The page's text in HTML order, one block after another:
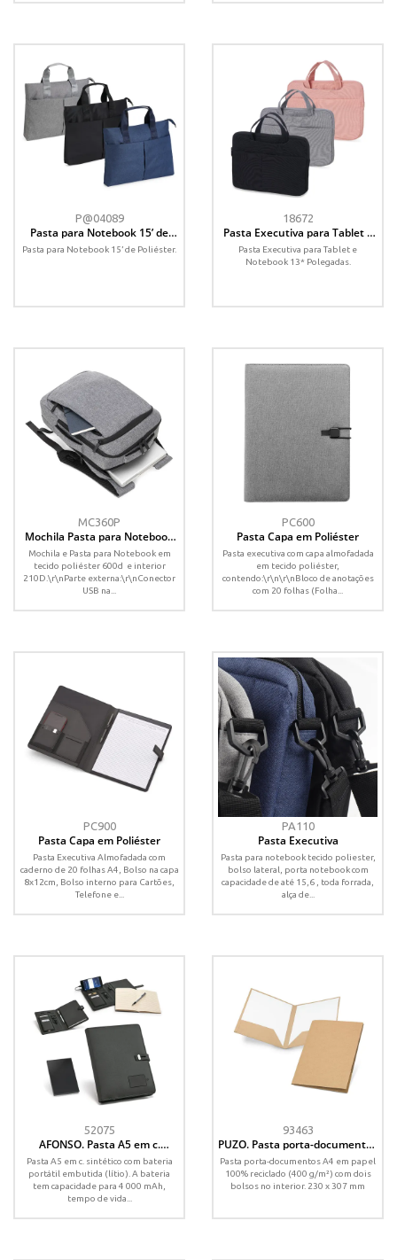
P@04089
Pasta para Notebook 15’ de
Poliéster
Pasta para Notebook 15’ de Poliéster.
18672
Pasta Executiva para Tablet e
Notebook 13* Polegadas
Pasta Executiva para Tablet e
Notebook 13* Polegadas.
MC360P
Mochila Pasta para Notebook
em Poliéster 600D
Mochila e Pasta para Notebook em
tecido poliéster 600d e interior
210D.\r\nParte externa:\r\nConector
USB na...
PC600
Pasta Capa em Poliéster
Pasta executiva com capa almofadada
em tecido poliéster,
contendo:\r\n\r\nBloco de anotações
com 20 folhas (Folha...
PC900
Pasta Capa em Poliéster
Pasta Executiva Almofadada com
caderno de 20 folhas A4, Bolso na capa
8x12cm, Bolso interno para Cartões,
Telefone e...
PA110
Pasta Executiva
Pasta para notebook tecido poliester,
bolso lateral, porta notebook com
capacidade de até 15,6 , toda forrada,
alça de...
52075
AFONSO. Pasta A5 em c.
sintético com bateria portátil
embutida (lítio) 4 000 mAh e
bloco com páginas pautadas
Pasta A5 em c. sintético com bateria
portátil embutida (lítio). A bateria
tem capacidade para 4 000 mAh,
tempo de vida...
93463
PUZO. Pasta porta-documentos
A4 em papel 100% reciclado
(400 g/m²)
Pasta porta-documentos A4 em papel
100% reciclado (400 g/m²) com dois
bolsos no interior. 230 x 307 mm